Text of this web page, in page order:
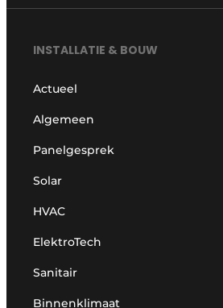
INSTALLATIE & BOUW
Actueel
Algemeen
Panelgesprek
Solar
HVAC
ElektroTech
Sanitair
Binnenklimaat